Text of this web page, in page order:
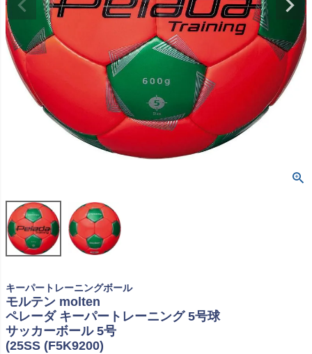
キーパートレーニングボール
モルテン molten
ペレーダ キーパートレーニング 5号球
サッカーボール 5号
(25SS (F5K9200)